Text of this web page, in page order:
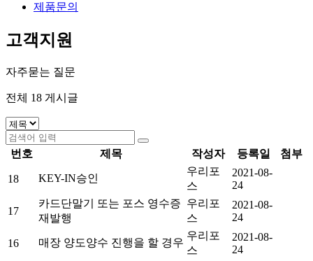
제품문의
고객지원
자주묻는 질문
전체 18 게시글
번호 제목 작성자 등록일 첨부
18 KEY-IN승인
우리포
스
2021-08-
24
17
카드단말기 또는 포스 영수증
재발행
우리포
스
2021-08-
24
16 매장 양도양수 진행을 할 경우
우리포
스
2021-08-
24